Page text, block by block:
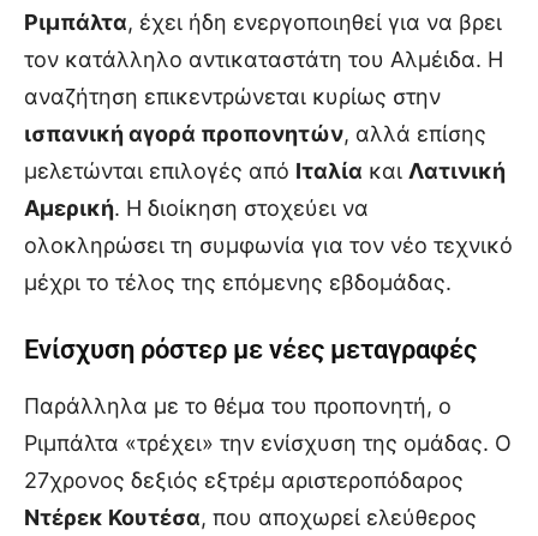
Ριμπάλτα, έχει ήδη ενεργοποιηθεί για να βρει
τον κατάλληλο αντικαταστάτη του Αλμέιδα. Η
αναζήτηση επικεντρώνεται κυρίως στην
ισπανική αγορά προπονητών, αλλά επίσης
μελετώνται επιλογές από Ιταλία και Λατινική
Αμερική. Η διοίκηση στοχεύει να
ολοκληρώσει τη συμφωνία για τον νέο τεχνικό
μέχρι το τέλος της επόμενης εβδομάδας.
Ενίσχυση ρόστερ με νέες μεταγραφές
Παράλληλα με το θέμα του προπονητή, ο
Ριμπάλτα «τρέχει» την ενίσχυση της ομάδας. Ο
27χρονος δεξιός εξτρέμ αριστεροπόδαρος
Ντέρεκ Κουτέσα, που αποχωρεί ελεύθερος